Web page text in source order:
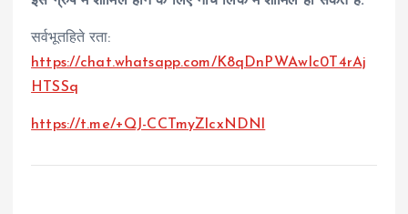
सर्वभूतहिते रता:
https://chat.whatsapp.com/K8qDnPWAwIc0T4rAj
HTSSq
https://t.me/+QJ-CCTmyZlcxNDNl